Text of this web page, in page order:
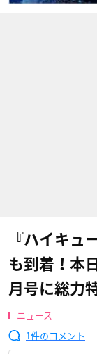
『ハイキュ
も到着！本
月号に総力
ニュース
1